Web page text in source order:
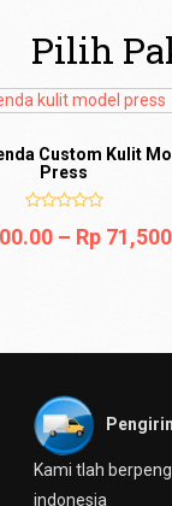
Pilih
Custom Kulit
Press
– Rp
Kami tlah
indonesia